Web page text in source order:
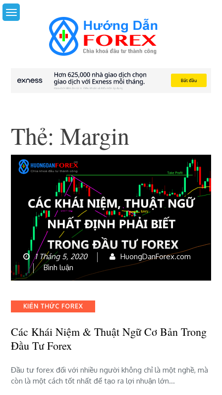
Skip
to
Thẻ:Margin
1 Tháng 5, 2020
HuongDanForex.com
Bình luận
viết
khái
niệm
Thuật
bản
trong
Categories
KIẾN THỨC FOREX
Các Khái Niệm & Thuật Ngữ Cơ Bản Trong
Đầu Tư Forex
Đầu tư forex đối với nhiều người không chỉ là một nghề, mà
còn là một cách tốt nhất để tạo ra lợi nhuận lớn…